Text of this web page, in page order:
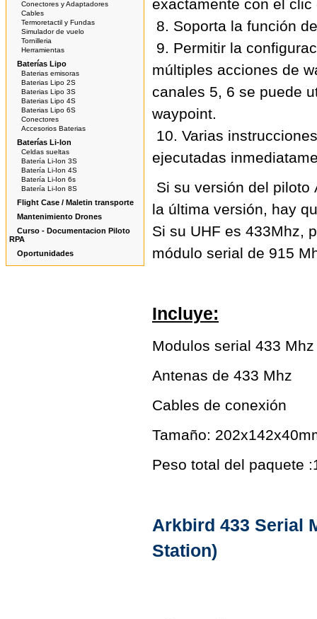
Conectores y Adaptadores
Cables
Termoretactil y Fundas
Simulador de vuelo
Tornilleria
Herramientas
Baterías Lipo
Baterias emisoras
Baterias Lipo 2S
Baterias Lipo 3S
Baterias Lipo 4S
Baterias Lipo 6S
Conectores
Accesorios Baterias
Baterías Li-Ion
Celdas sueltas
Batería Li-Ion 3S
Batería Li-Ion 4S
Batería Li-Ion 6s
Batería Li-Ion 8S
Flight Case / Maletin transporte
Mantenimiento Drones
Curso - Documentacion Piloto
RPA
Oportunidades
exactamente con el clic
8. Soporta la función
9. Permitir la
múltiples acciones de
canales 5, 6 se puede
waypoint.
10. Varias
ejecutadas
Si su versión del piloto
la última versión, hay
Si su UHF es 433Mhz,
módulo serial de 915
Incluye:
Modulos serial 433 Mhz
Antenas de 433 Mhz
Cables de conexión
Tamaño:
Peso total del paquete
Arkbird 433 Serial
Station)